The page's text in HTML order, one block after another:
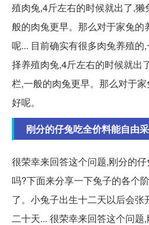
殖肉兔,4斤左右的时候就出了,
般的肉兔更早。那么对于家兔的
呢... 目前确实有很多肉兔养殖
择养殖肉兔,4斤左右的时候就出
栏,一般的肉兔更早。那么对于
好呢。
刚分的仔兔吃全价料能自由
很荣幸来回答这个问题,刚分的
吗?下面来分享一下兔子的各个
了。小兔子出生十二天以后会张
二十天... 很荣幸来回答这个问题